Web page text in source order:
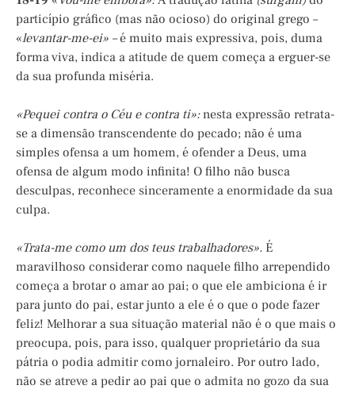
particípio gráfico (mas não ocioso) do original grego –
«levantar-me-ei» –é muito mais expressiva, pois, duma
forma viva, indica a atitude de quem começa a erguer-se
da sua profunda miséria.
«Pequei contra o Céu e contra ti»: nesta expressão retrata-
se a dimensão transcendente do pecado; não é uma
simples ofensa a um homem, é ofender a Deus, uma
ofensa de algum modo infinita! O filho não busca
desculpas, reconhece sinceramente a enormidade da sua
culpa.
«Trata-me como um dos teus trabalhadores». É
maravilhoso considerar como naquele filho arrependido
começa a brotar o amar ao pai; o que ele ambiciona é ir
para junto do pai, estar junto a ele é o que o pode fazer
feliz! Melhorar a sua situação material não é o que mais o
preocupa, pois, para isso, qualquer proprietário da sua
pátria o podia admitir como jornaleiro. Por outro lado,
não se atreve a pedir ao pai que o admita no gozo da sua